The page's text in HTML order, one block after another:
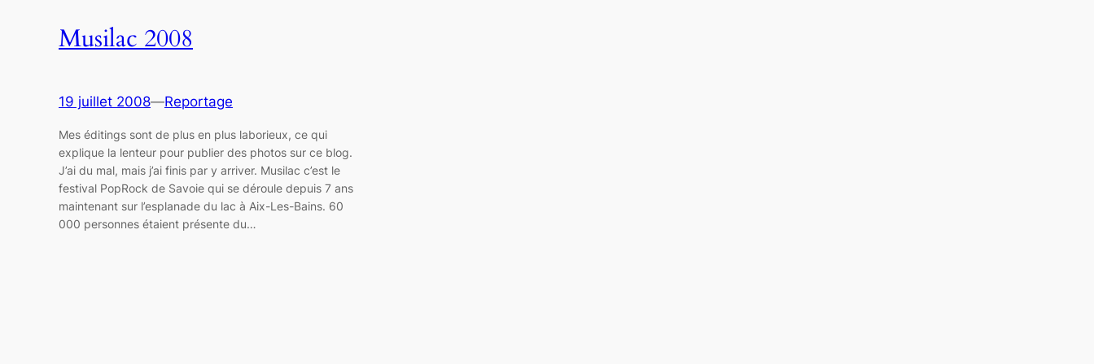
Musilac 2008
19 juillet 2008—Reportage
Mes éditings sont de plus en plus laborieux, ce qui
explique la lenteur pour publier des photos sur ce blog.
J’ai du mal, mais j’ai finis par y arriver. Musilac c’est le
festival PopRock de Savoie qui se déroule depuis 7 ans
maintenant sur l’esplanade du lac à Aix-Les-Bains. 60
000 personnes étaient présente du…